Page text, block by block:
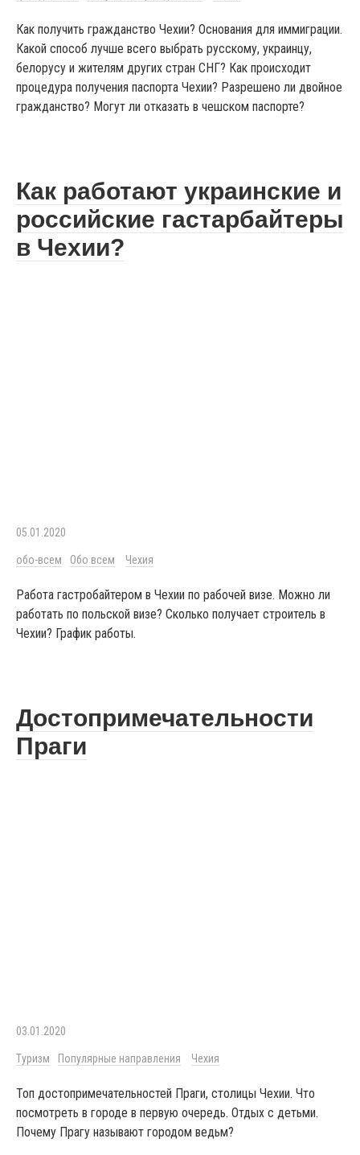
Как получить гражданство Чехии? Основания для иммиграции.
Какой способ лучше всего выбрать русскому, украинцу,
белорусу и жителям других стран СНГ? Как происходит
процедура получения паспорта Чехии? Разрешено ли двойное
гражданство? Могут ли отказать в чешском паспорте?
Как работают украинские и
российские гастарбайтеры
в Чехии?
05.01.2020
обо-всем Обо всем Чехия
Работа гастробайтером в Чехии по рабочей визе. Можно ли
работать по польской визе? Сколько получает строитель в
Чехии? График работы.
Достопримечательности
Праги
03.01.2020
Туризм Популярные направления Чехия
Топ достопримечательностей Праги, столицы Чехии. Что
посмотреть в городе в первую очередь. Отдых с детьми.
Почему Прагу называют городом ведьм?